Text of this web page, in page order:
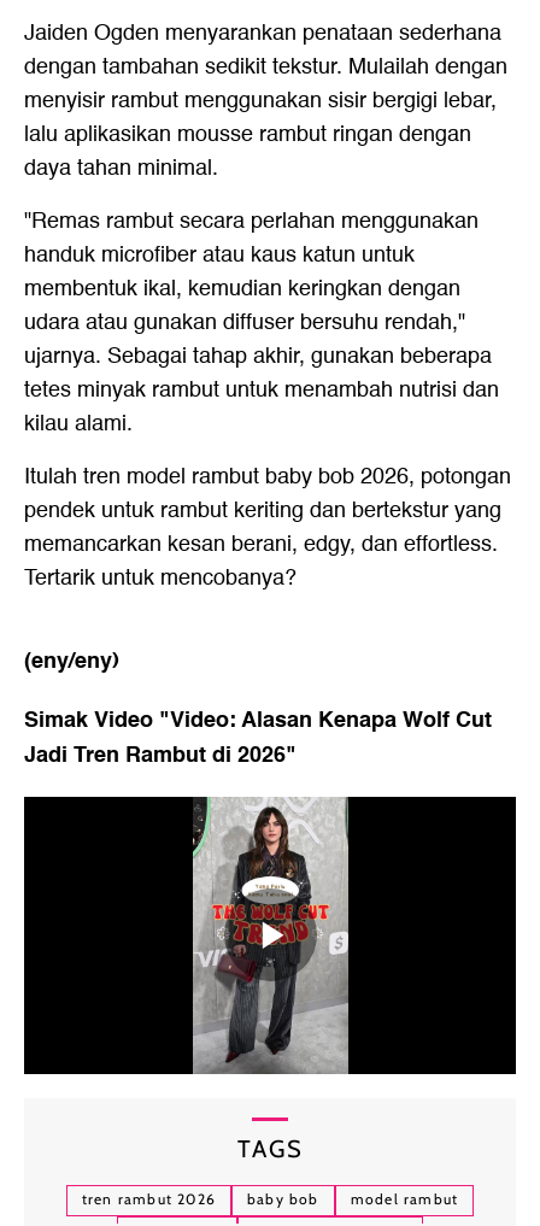
Jaiden Ogden menyarankan penataan sederhana
dengan tambahan sedikit tekstur. Mulailah dengan
menyisir rambut menggunakan sisir bergigi lebar,
lalu aplikasikan mousse rambut ringan dengan
daya tahan minimal.
"Remas rambut secara perlahan menggunakan
handuk microfiber atau kaus katun untuk
membentuk ikal, kemudian keringkan dengan
udara atau gunakan diffuser bersuhu rendah,"
ujarnya. Sebagai tahap akhir, gunakan beberapa
tetes minyak rambut untuk menambah nutrisi dan
kilau alami.
Itulah tren model rambut baby bob 2026, potongan
pendek untuk rambut keriting dan bertekstur yang
memancarkan kesan berani, edgy, dan effortless.
Tertarik untuk mencobanya?
(eny/eny)
Simak Video "Video: Alasan Kenapa Wolf Cut
Jadi Tren Rambut di 2026"
TAGS
tren rambut 2026 baby bob
model rambut